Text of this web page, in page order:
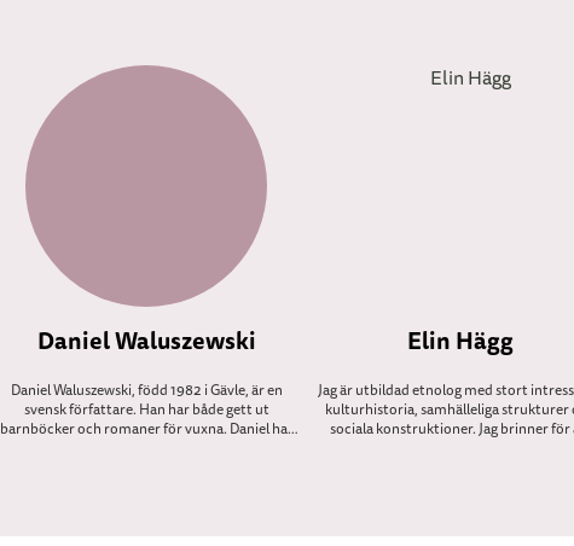
Daniel Waluszewski
Daniel Waluszewski, född 1982 i Gävle, är en
svensk författare. Han har både gett ut
barnböcker och romaner för vuxna. Daniel har
Elin Hägg
Jag är utbildad etnolog med stort
kulturhistoria, samhälleliga strukturer
sociala konstruktioner. Jag brinner